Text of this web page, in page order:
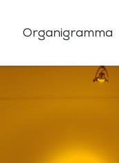
Organigramma